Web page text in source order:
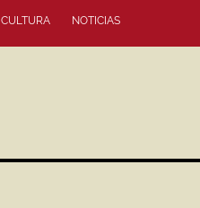
CULTURA NOTICIAS